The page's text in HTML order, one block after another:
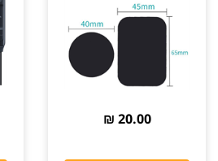
20.00 ₪